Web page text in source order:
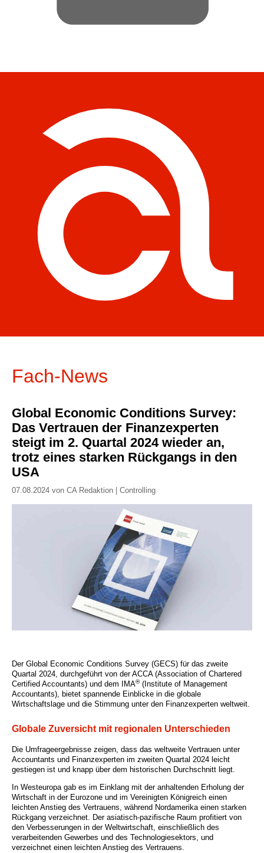
Fach-News
Global Economic Conditions Survey:
Das Vertrauen der Finanzexperten
steigt im 2. Quartal 2024 wieder an,
trotz eines starken Rückgangs in den
USA
07.08.2024 von CA Redaktion | Controlling
Der Global Economic Conditions Survey (GECS) für das zweite
Quartal 2024, durchgeführt von der ACCA (Association of Chartered
Certified Accountants) und dem IMA®(Institute of Management
Accountants), bietet spannende Einblicke in die globale
Wirtschaftslage und die Stimmung unter den Finanzexperten weltweit.
Globale Zuversicht mit regionalen Unterschieden
Die Umfrageergebnisse zeigen, dass das weltweite Vertrauen unter
Accountants und Finanzexperten im zweiten Quartal 2024 leicht
gestiegen ist und knapp über dem historischen Durchschnitt liegt.
In Westeuropa gab es im Einklang mit der anhaltenden Erholung der
Wirtschaft in der Eurozone und im Vereinigten Königreich einen
leichten Anstieg des Vertrauens, während Nordamerika einen starken
Rückgang verzeichnet. Der asiatisch-pazifische Raum profitiert von
den Verbesserungen in der Weltwirtschaft, einschließlich des
verarbeitenden Gewerbes und des Technologiesektors, und
verzeichnet einen leichten Anstieg des Vertrauens.